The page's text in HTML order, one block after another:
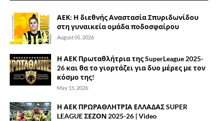
ΑΕΚ: Η διεθνής Αναστασία Σπυριδωνίδου
στη γυναικεία ομάδα ποδοσφαίρου
August 05, 2026
Η ΑΕΚ Πρωταθλήτρια της SuperLeague 2025-
26 και θα το γιορτάζει για δυο μέρες με τον
κόσμο της!
May 15, 2026
Η ΑΕΚ ΠΡΩΡΑΘΛΗΤΡΙΑ ΕΛΛΑΔΑΣ SUPER
LEAGUE ΣΕΖΟΝ 2025-26 | Video